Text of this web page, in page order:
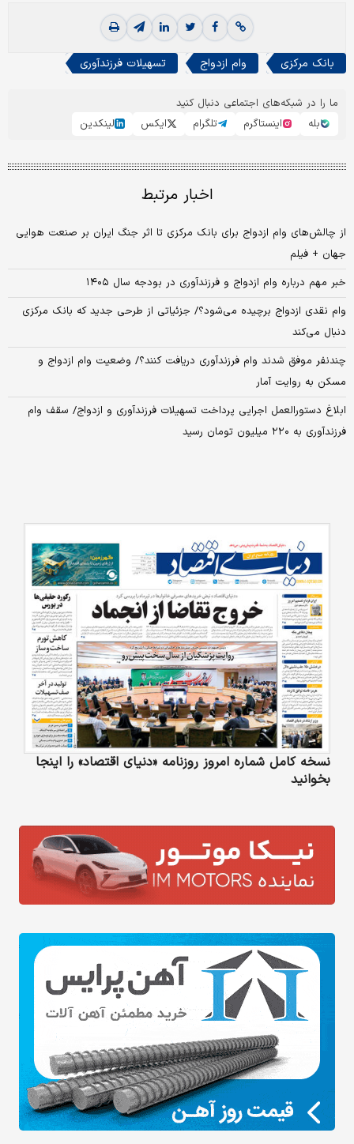
بانک مرکزی وام ازدواج تسهیلات فرزندآوری
ما را در شبکه‌های اجتماعی دنبال کنید
بله
اینستاگرم تلگرام ایکس لینکدین
اخبار مرتبط
از چالش‌های وام ازدواج برای بانک مرکزی تا اثر جنگ ایران بر صنعت هوایی
جهان + فیلم
خبر مهم درباره وام ازدواج و فرزندآوری در بودجه سال ۱۴۰۵
وام نقدی ازدواج برچیده می‌شود؟/ جزئیاتی از طرحی جدید که بانک مرکزی
دنبال می‌کند
چندنفر موفق شدند وام فرزندآوری دریافت کنند؟/ وضعیت وام ازدواج و
مسکن به روایت آمار
ابلاغ دستورالعمل اجرایی پرداخت تسهیلات فرزندآوری و ازدواج/ سقف وام
فرزندآوری به ۲۲۰ میلیون تومان رسید
نسخه کامل شماره امروز روزنامه «دنیای‌ اقتصاد» را اینجا
بخوانید